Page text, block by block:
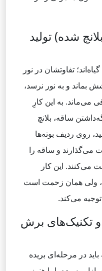
شده) تولید
تفاوتشان در نور
بماند و به نور نرسد،
به این کارِ
ساقه، بلانچ
روی ردیف بوته‌ها
و ساقه را
می‌کنند. این کار
ولی همان زحمت است
می‌کند.
تکنیک‌های برش
در مرحله‌ای بریده